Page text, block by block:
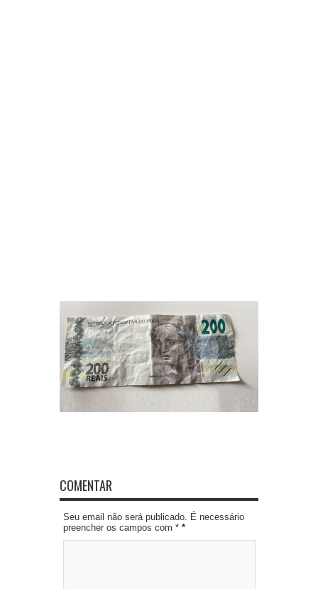
COMENTAR
Seu email não será publicado. É necessário
preencher os campos com * *